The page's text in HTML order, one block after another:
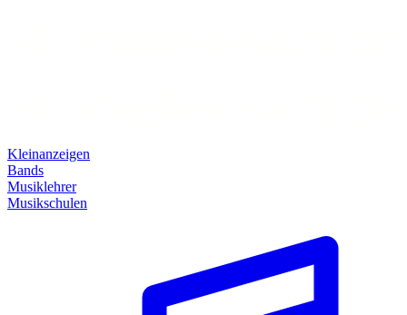
Kleinanzeigen
Bands
Musiklehrer
Musikschulen